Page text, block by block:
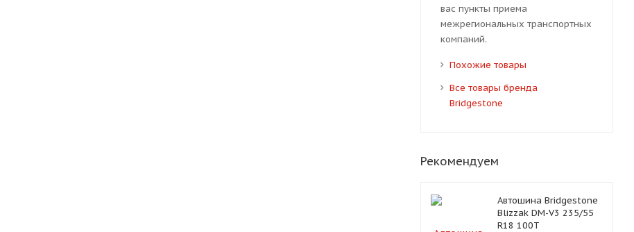
вас пункты приема
межрегиональных транспортных
компаний.
Похожие товары
Все товары бренда
Bridgestone
Рекомендуем
Автошина Bridgestone
Blizzak DM-V3 235/55
R18 100T